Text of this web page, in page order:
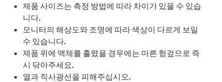
제품 사이즈는 측정 방법에 따라 차이가 있을 수 있습
니다.
모니터의 해상도와 조명에 따라 색상이 다르게 보일
수 있습니다.
제품 위에 액체를 흘렸을 경우에는 마른 헝겊으로 즉
시 닦아주세요.
열과 직사광선을 피해주십시오.